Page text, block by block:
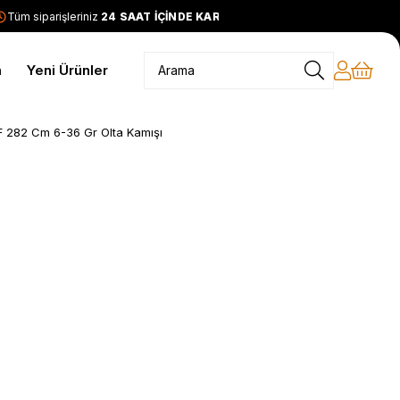
siparişleriniz24 SAAT İÇİNDE KARGODA
Yeni Ürünler
Cm 6-36 Gr Olta Kamışı